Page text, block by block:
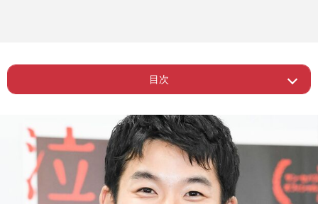
目次
ー 自然な存在感を持つ仲野太賀
Page 2
ー 仲野の演技力を認める同世代の俳優
たち